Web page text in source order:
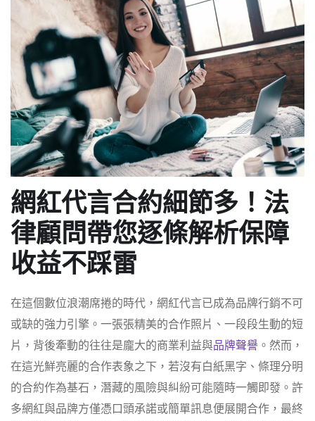
網紅代言合約細節多！法
律顧問帶您逐條解析保障
收益不踩雷
在這個數位浪潮席捲的時代，網紅代言已成為品牌行銷不可
或缺的強力引擎。一張張精美的合作照片、一段段生動的短
片，背後牽動的往往是龐大的商業利益與品牌聲譽 。然而，
在這光鮮亮麗的合作表象之下，若沒有白紙黑字、條理分明
的合約作為基石，潛藏的風險與糾紛可能隨時一觸即發。許
多網紅與品牌方僅憑口頭承諾或簡單訊息便展開合作，最終